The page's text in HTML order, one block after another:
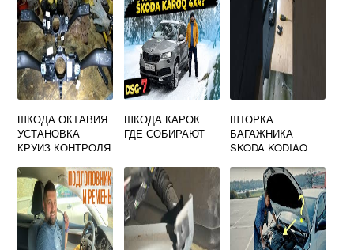
ШКОДА ОКТАВИЯ
УСТАНОВКА
КРУИЗ КОНТРОЛЯ
ШКОДА КАРОК
ГДЕ СОБИРАЮТ
ШТОРКА
БАГАЖНИКА
SKODA KODIAQ